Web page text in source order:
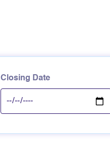
Closing Date